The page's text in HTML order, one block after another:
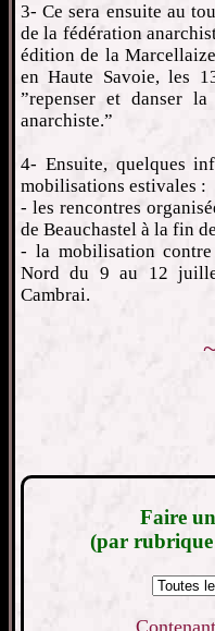
3- Ce sera ensuite au
de la fédération
édition de la
en Haute Savoie, les
”repenser et danser
anarchiste.”
4- Ensuite, quelques
mobilisations estivales :
- les rencontres
de Beauchastel à la fin
- la mobilisation
Nord du 9 au 12
Cambrai.
Faire
(par rubrique